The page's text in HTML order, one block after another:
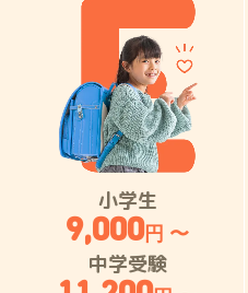
小学生
9,000円 〜
中学受験